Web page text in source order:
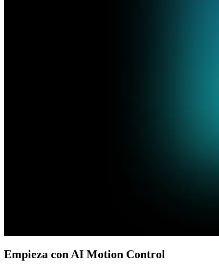
Empieza con AI Motion Control